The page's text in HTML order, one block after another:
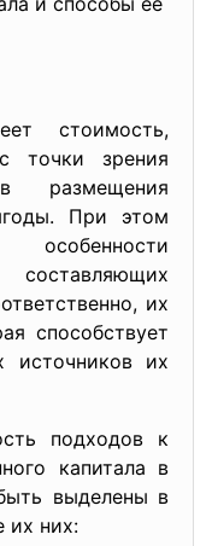
стоимость,
точки зрения
размещения
При этом
составляющих
их
способствует
источников их
подходов к
капитала в
выделены в
их них: